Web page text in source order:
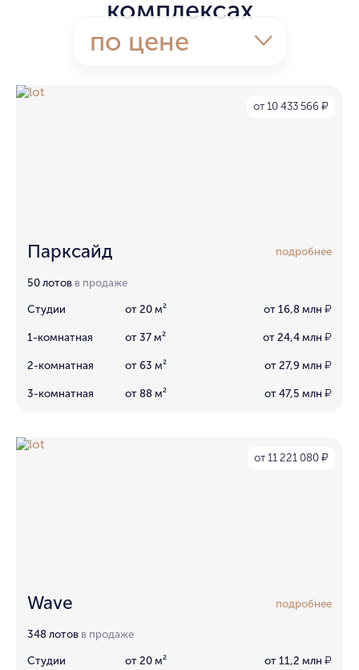
комплексах
по цене
от 10 433 566 ₽
Парксайд подробнее
50 лотов в продаже
Студии от 20 м² от 16,8 млн ₽
1-комнатная от 37 м² от 24,4 млн ₽
2-комнатная от 63 м² от 27,9 млн ₽
3-комнатная от 88 м² от 47,5 млн ₽
от 11 221 080 ₽
Wave подробнее
348 лотов в продаже
Студии от 20 м² от 11,2 млн ₽